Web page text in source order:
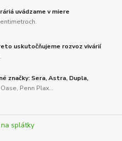
uvádzame v miere
uskutočňujeme rozvoz vivárií
značky: Sera, Astra, Dupla,
Penn Plax...